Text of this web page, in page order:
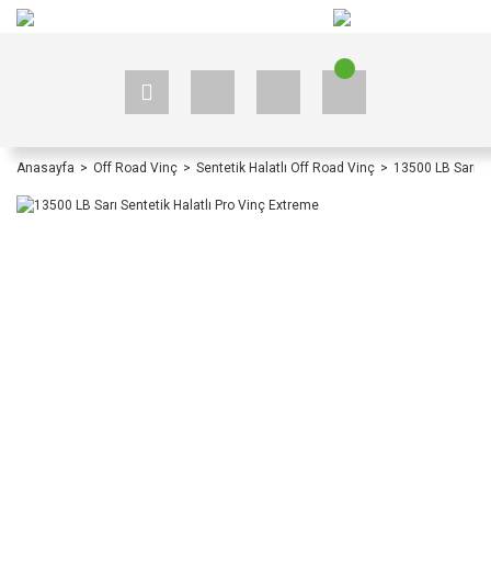
Anasayfa Off Road Vinç Sentetik Halatlı Off Road Vinç 13500 LB Sarı